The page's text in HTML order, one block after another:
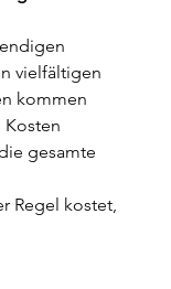
vielfältigen
kommen
Kosten
gesamte
Regel kostet,